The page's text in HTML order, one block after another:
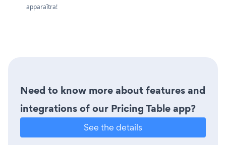
apparaîtra!
Need to know more about features and
integrations of our Pricing Table app?
See the details